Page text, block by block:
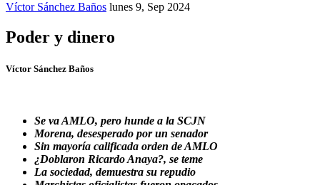
Víctor Sánchez Baños lunes 9, Sep 2024
Poder y dinero
Víctor Sánchez Baños
Se va AMLO, pero hunde a la SCJN
Morena, desesperado por un senador
Sin mayoría calificada orden de AMLO
¿Doblaron Ricardo Anaya?, se teme
La sociedad, demuestra su repudio